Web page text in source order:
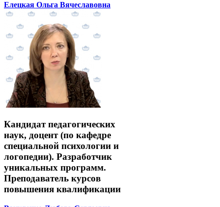
Елецкая Ольга Вячеславовна
Кандидат педагогических
наук, доцент (по кафедре
специальной психологии и
логопедии). Разработчик
уникальных программ.
Преподаватель курсов
повышения квалификации